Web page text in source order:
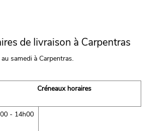
de livraison à Carpentras
samedi à Carpentras.
Créneaux horaires
- 14h00